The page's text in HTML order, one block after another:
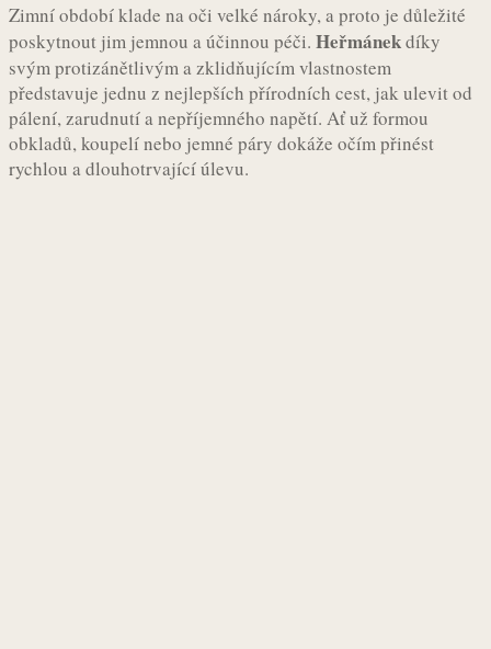
Zimní období klade na oči velké nároky, a proto je důležité
poskytnout jim jemnou a účinnou péči. Heřmánekdíky
svým protizánětlivým a zklidňujícím vlastnostem
představuje jednu z nejlepších přírodních cest, jak ulevit od
pálení, zarudnutí a nepříjemného napětí. Ať už formou
obkladů, koupelí nebo jemné páry dokáže očím přinést
rychlou a dlouhotrvající úlevu.